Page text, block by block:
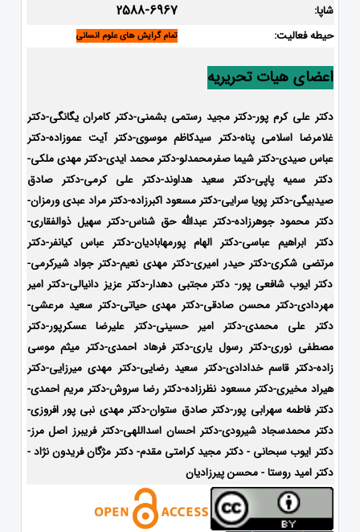
شاپا: 2588-6967
حیطه فعالیت: تمام گرایش های علوم انسانی
اعضای هیات تحریریه
دکتر علی کرم پور-دکتر مجید رستمی بشمنی-دکتر کامران یگانگی-دکتر
غلامرضا اسلامی پناه-دکتر سیدکاظم موسوی-دکتر آیت عموزاده-دکتر
عباس صیدی-دکتر شیما صفرمحمدلو-دکتر محمد ایدی-دکتر مهدی ملکی-
دکتر سمیه پاپی-دکتر سعید هداوند-دکتر علی کرمی-دکتر صادق
صیدبیگی-دکتر پویا سرایی-دکتر مسعود اکبرزاده-دکتر مراد عبدی ورمزان-
دکتر محمود جوهرزاده-دکتر عبدالله حق شناس-دکتر سهیل ذوالفقاری-
دکتر ابراهیم عباسی-دکتر الهام پورمهابادیان-دکتر عباس کیانفر-دکتر
مرتضی شکری-دکتر حیدر امیری-دکتر مهدی نعیم-دکتر جواد شیرکرمی-
دکتر ایوب شافعی پور- دکتر مجتبی دهدار-دکتر عزیز دانیالی-دکتر امیر
مهردادی-دکتر محسن صادقی-دکتر مهدی حیاتی-دکتر سعید مرعشی-
دکتر علی محمدی-دکتر امیر حسینی-دکتر علیرضا عسکرپور-دکتر
مصطفی نوری-دکتر رسول یاری-دکتر فرهاد احمدی-دکتر میثم موسی
زاده-دکتر قاسم خدادادی-دکتر سعید رضایی-دکتر مهدی میرزایی-دکتر
هیراد مخیری-دکتر مسعود نظرزاده-دکتر رضا سروش-دکتر مریم احمدی-
دکتر فاطمه سهرابی پور-دکتر صادق ستوان-دکتر مهدی نبی پور افروزی-
دکتر محمدسجاد شیرودی-دکتر احسان اسداللهی-دکتر فریبرز اصل مرز-
دکتر ایوب سبحانی - دکتر مجید کرامتی مقدم- دکتر مژگان فریدون نژاد -
دکتر امید روستا - محسن پیرزادیان